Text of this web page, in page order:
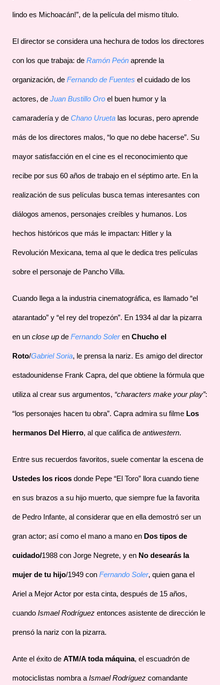
lindo es Michoacán!”, de la película del mismo título.
El director se considera una hechura de todos los directores
con los que trabaja: de Ramón Peón aprende la
organización, de Fernando de Fuentes el cuidado de los
actores, de Juan Bustillo Oro el buen humor y la
camaradería y de Chano Urueta las locuras, pero aprende
más de los directores malos, “lo que no debe hacerse”. Su
mayor satisfacción en el cine es el reconocimiento que
recibe por sus 60 años de trabajo en el séptimo arte. En la
realización de sus películas busca temas interesantes con
diálogos amenos, personajes creíbles y humanos. Los
hechos históricos que más le impactan: Hitler y la
Revolución Mexicana, tema al que le dedica tres películas
sobre el personaje de Pancho Villa.
Cuando llega a la industria cinematográfica, es llamado “el
atarantado” y “el rey del tropezón”. En 1934 al dar la pizarra
en un close up de Fernando Soleren Chucho el
Roto/Gabriel Soria, le prensa la nariz. Es amigo del director
estadounidense Frank Capra, del que obtiene la fórmula que
utiliza al crear sus argumentos, “characters make your play”:
“los personajes hacen tu obra”. Capra admira su filme Los
hermanos Del Hierro, al que califica de antiwestern.
Entre sus recuerdos favoritos, suele comentar la escena de
Ustedes los ricos donde Pepe “El Toro” llora cuando tiene
en sus brazos a su hijo muerto, que siempre fue la favorita
de Pedro Infante, al considerar que en ella demostró ser un
gran actor; así como el mano a mano en Dos tipos de
cuidado/1988 con Jorge Negrete, y en No desearás la
mujer de tu hijo/1949 con Fernando Soler, quien gana el
Ariel a Mejor Actor por esta cinta, después de 15 años,
cuando Ismael Rodríguez entonces asistente de dirección le
prensó la nariz con la pizarra.
Ante el éxito de ATM/A toda máquina, el escuadrón de
motociclistas nombra a Ismael Rodríguez comandante